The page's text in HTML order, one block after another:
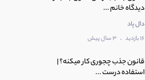
دیدگاه خانم ...
دال پاد
16 بازدید . 3 سال پیش
قانون جذب چجوری کار میکنه؟ |
استفاده درست ...